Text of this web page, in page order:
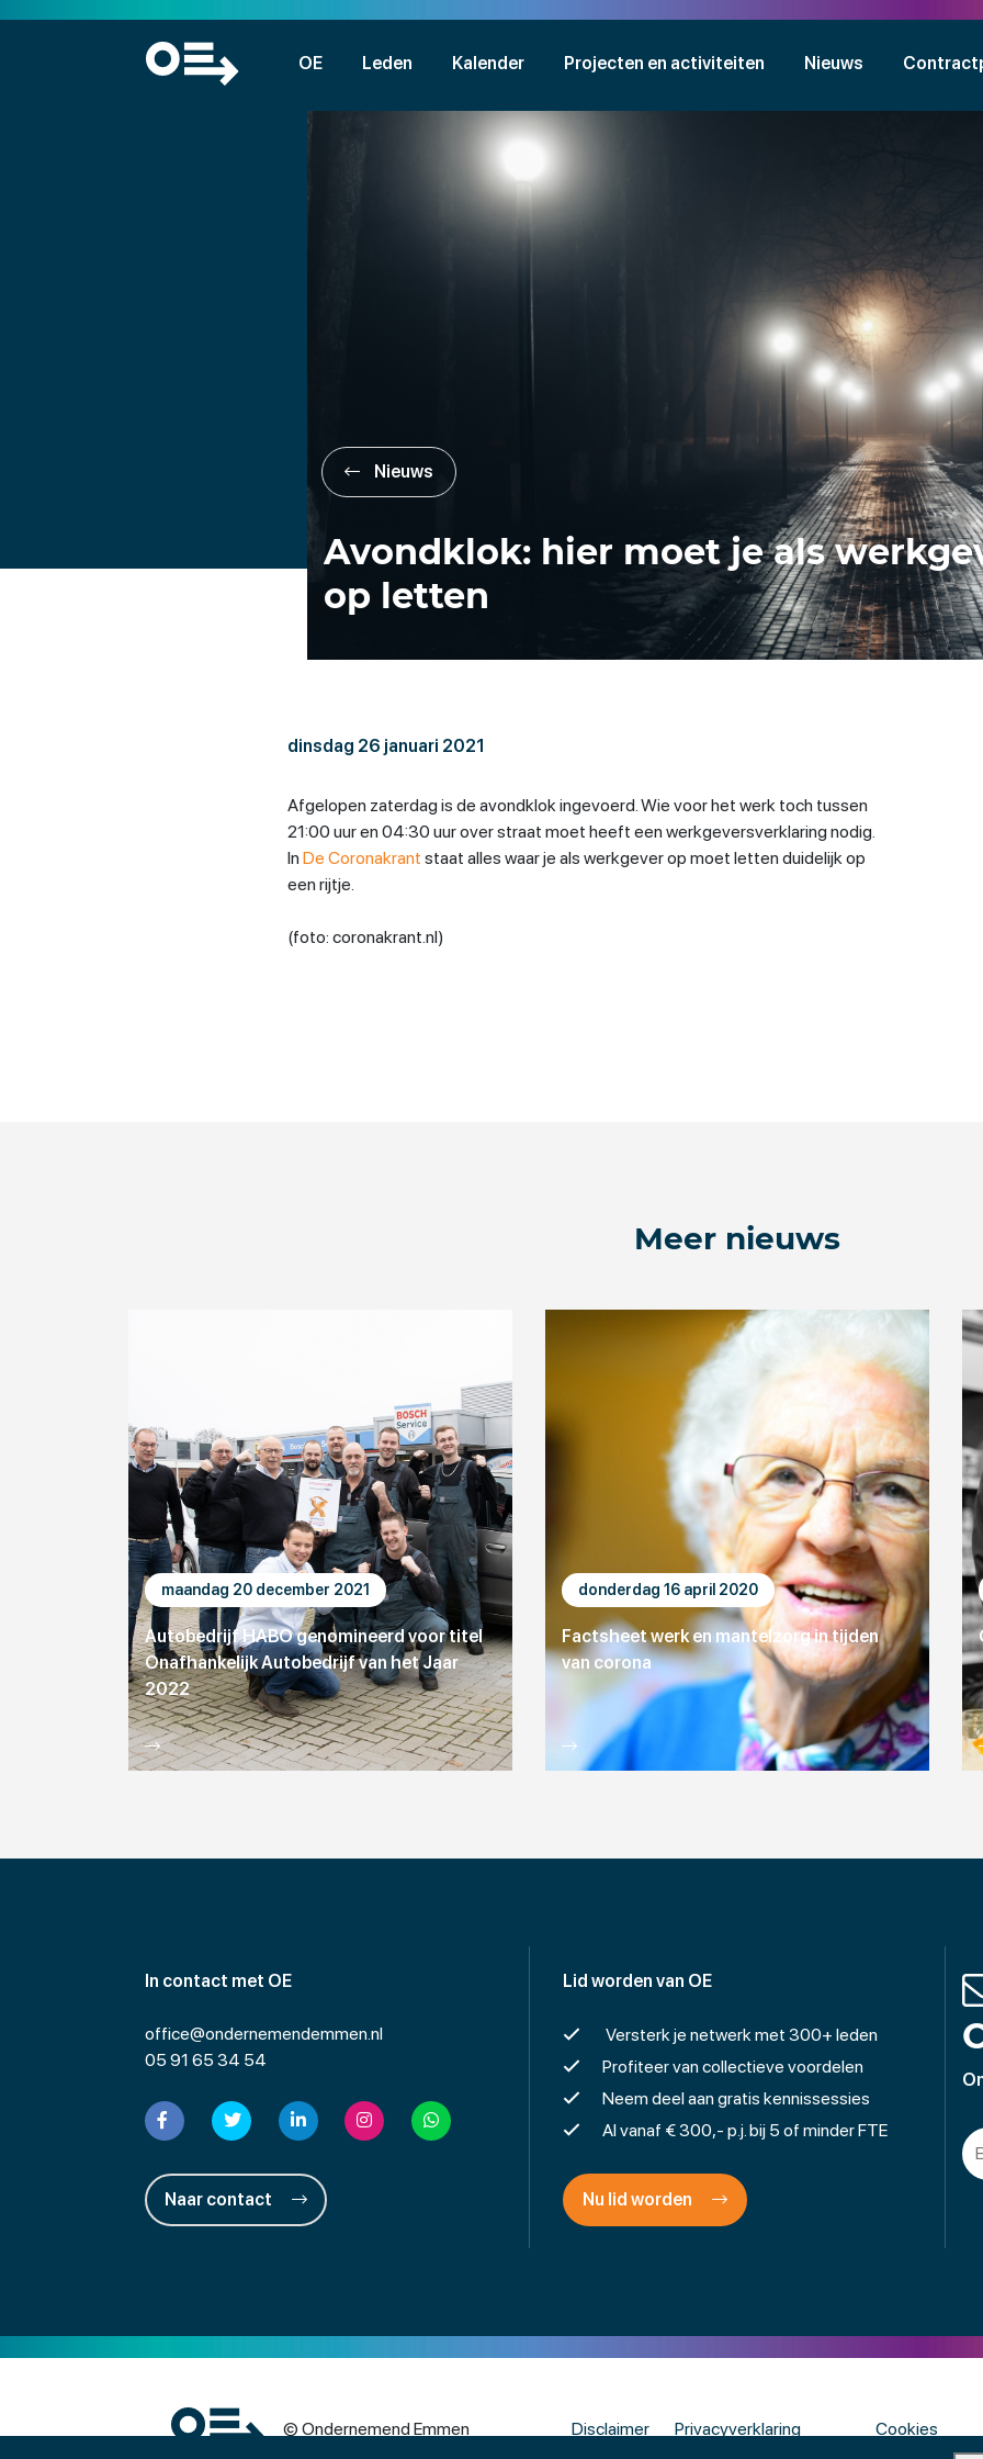
OE Leden Kalender Projecten en activiteiten Nieuws
Nieuws
Avondklok: hier moet je als
op letten
dinsdag 26 januari 2021
Afgelopen zaterdag is de avondklok ingevoerd. Wie voor het werk toch tussen
21:00 uur en 04:30 uur over straat moet heeft een werkgeversverklaring nodig.
In De Coronakrant staat alles waar je als werkgever op moet letten duidelijk op
een rijtje.
(foto: coronakrant.nl)
Meer nieuws
maandag 20 december 2021
Autobedrijf HABO genomineerd voor titel
Onafhankelijk Autobedrijf van het Jaar
2022
donderdag 16 april 2020
Factsheet werk en mantelzorg in tijden
van corona
In contact met OE
office@ondernemendemmen.nl
05 91 65 34 54
Naar contact
Lid worden van OE
Versterk je netwerk met 300+ leden
Profiteer van collectieve voordelen
Neem deel aan gratis kennissessies
Al vanaf € 300,- p.j. bij 5 of minder FTE
Nu lid worden
© Ondernemend Emmen Disclaimer Privacyverklaring Cookies